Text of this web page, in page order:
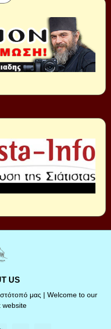
US
μας | Welcome to our
website